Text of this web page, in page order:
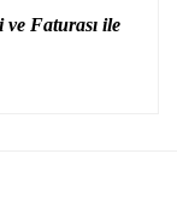
ve Faturası ile